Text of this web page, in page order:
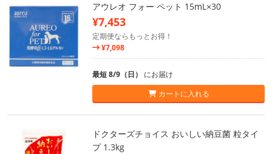
アウレオ フォー ペット 15mL×30
¥7,453
定期便ならもっとお得！
¥7,098
最短 8/9（日） にお届け
カートに入れる
ドクターズチョイス おいしい納豆菌 粒タイ
プ 1.3kg